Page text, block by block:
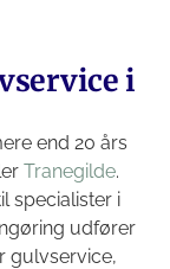
i
end 20 års
Tranegilde.
specialister i
udfører
gulvservice,